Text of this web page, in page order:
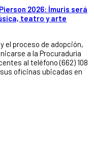
2026: Ímuris será
teatro y arte
el proceso de adopción,
a la Procuraduría
al teléfono (662) 108
oficinas ubicadas en